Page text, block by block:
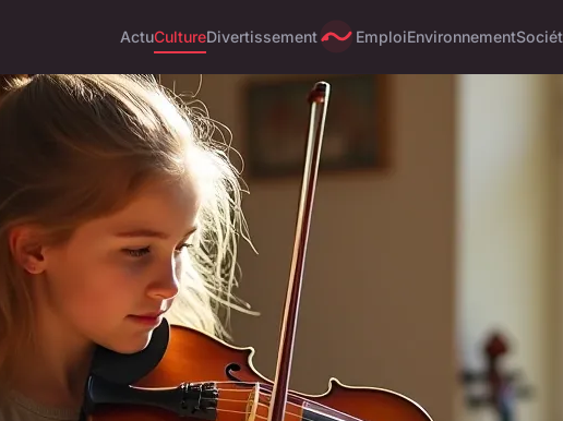
ActuCultureDivertissement EmploiEnvironnement